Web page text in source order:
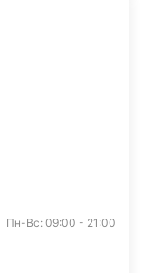
Пн-Вс: 09:00 - 21:00